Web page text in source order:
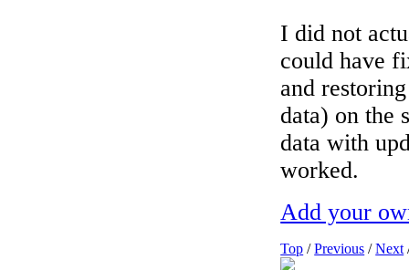
I did not
could have
and
data) on the
data with
worked.
Add your
Top /Previous /Next